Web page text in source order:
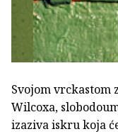
Svojom vrckastom
Wilcoxa,
izaziva iskru koja